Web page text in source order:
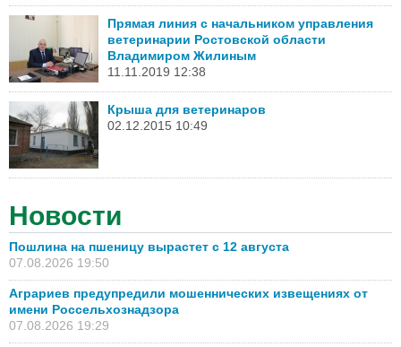
Прямая линия с начальником управления
ветеринарии Ростовской области
Владимиром Жилиным
11.11.2019 12:38
Крыша для ветеринаров
02.12.2015 10:49
Новости
Пошлина на пшеницу вырастет с 12 августа
07.08.2026 19:50
Аграриев предупредили мошеннических извещениях от
имени Россельхознадзора
07.08.2026 19:29